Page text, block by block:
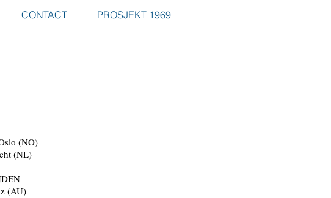
CONTACT PROSJEKT 1969
(NO)
(NL)
(AU)